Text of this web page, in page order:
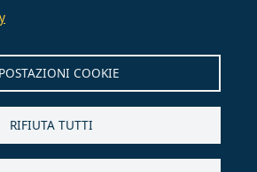
COOKIE
RIFIUTA TUTTI
Priore - Designer Gioielli
Rhino Trainer